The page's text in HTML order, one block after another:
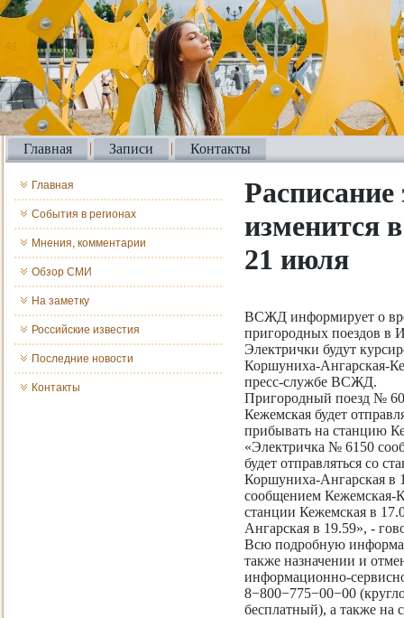
Главная Записи Контакты
Главная
События в регионах
Мнения, комментарии
Обзор СМИ
На заметку
Российские известия
Последние новости
Контакты
изменится
21 июля
ВСЖД информирует о
пригородных поездов в
Электрички будут
Коршуниха-Ангарская-
пресс-службе ВСЖД.
Пригородный поезд №
Кежемская будет
прибывать на станцию
«Электричка № 6150
будет отправляться со
Коршуниха-Ангарская в
сообщением Кежемская-
станции Кежемская в
Ангарская в 19.59», -
Всю подробную
также назначении и
информационно-
8−800−775−00−00
бесплатный), а также на